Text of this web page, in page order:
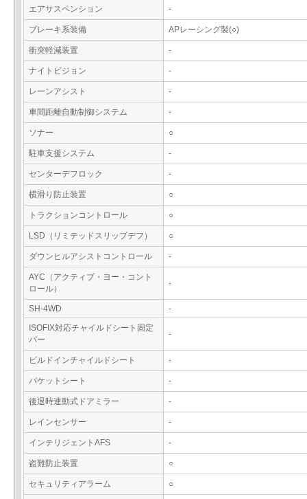
エアサスペンション -
ブレーキ系装備 APレーシング製(○)
衝突軽減装置 -
ナイトビジョン -
レーンアシスト -
車間距離自動制御システム -
ソナー ○
駐車支援システム -
センターデフロック -
横滑り防止装置 ○
トラクションコントロール ○
LSD（リミテッドスリップデフ） ○
ダウンヒルアシストコントロール -
AYC（アクティブ・ヨー・コント
ロール）
-
SH-4WD
-
ISOFIX対応チャイルドシート固定
バー
-
ビルドインチャイルドシート -
バケットシート -
後退時連動式ドアミラー -
レインセンサー -
インテリジェントAFS -
盗難防止装置 ○
セキュリティアラーム ○